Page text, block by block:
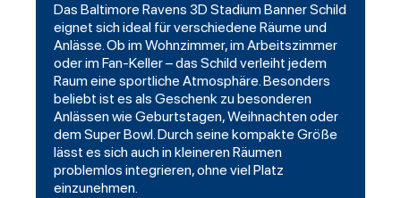
Das Baltimore Ravens 3D Stadium Banner Schild
eignet sich ideal für verschiedene Räume und
Anlässe. Ob im Wohnzimmer, im Arbeitszimmer
oder im Fan-Keller – das Schild verleiht jedem
Raum eine sportliche Atmosphäre. Besonders
beliebt ist es als Geschenk zu besonderen
Anlässen wie Geburtstagen, Weihnachten oder
dem Super Bowl. Durch seine kompakte Größe
lässt es sich auch in kleineren Räumen
problemlos integrieren, ohne viel Platz
einzunehmen.